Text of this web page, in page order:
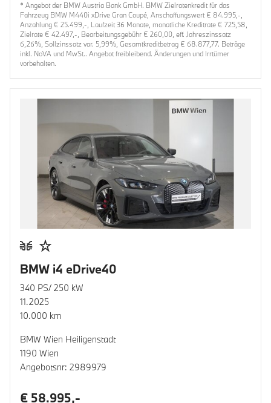
* Angebot der BMW Austria Bank GmbH. BMW Zielratenkredit für das
Fahrzeug BMW M440i xDrive Gran Coupé, Anschaffungswert € 84.995,-,
Anzahlung € 25.499,-, Laufzeit 36 Monate, monatliche Kreditrate € 725,58,
Zielrate € 42.497,-, Bearbeitungsgebühr € 260,00, eff. Jahreszinssatz
6,26%, Sollzinssatz var. 5,99%, Gesamtkreditbetrag € 68.877,77. Beträge
inkl. NoVA und MwSt.. Angebot freibleibend. Änderungen und Irrtümer
vorbehalten.
BMW i4 eDrive40
340 PS/ 250 kW
11.2025
10.000 km
BMW Wien Heiligenstadt
1190 Wien
Angebotsnr: 2989979
€ 58.995,-